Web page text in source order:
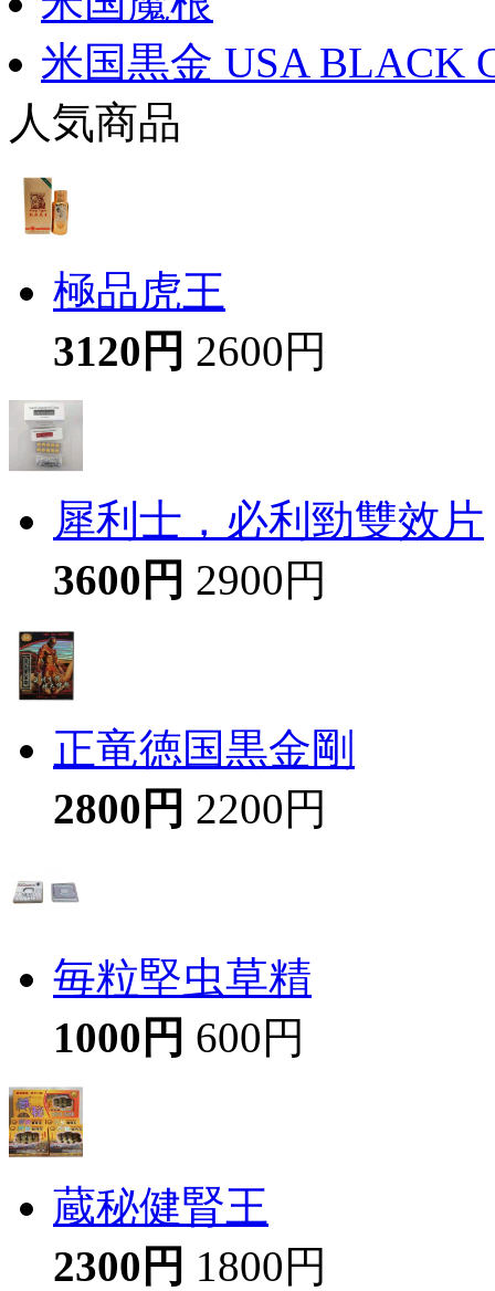
米国黒金 USA BLACK
人気商品
極品虎王
3120円 2600円
犀利士，必利勁雙效片
3600円 2900円
正竜徳国黒金剛
2800円 2200円
毎粒堅虫草精
1000円 600円
蔵秘健腎王
2300円 1800円